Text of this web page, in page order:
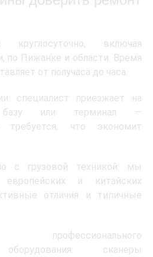
круглосуточно, включая
по Пижанке и области. Время
от получаса до часа.
специалист приезжает на
базу или терминал —
требуется, что экономит
с грузовой техникой: мы
и китайских
отличия и типичные
профессионального
оборудования: сканеры